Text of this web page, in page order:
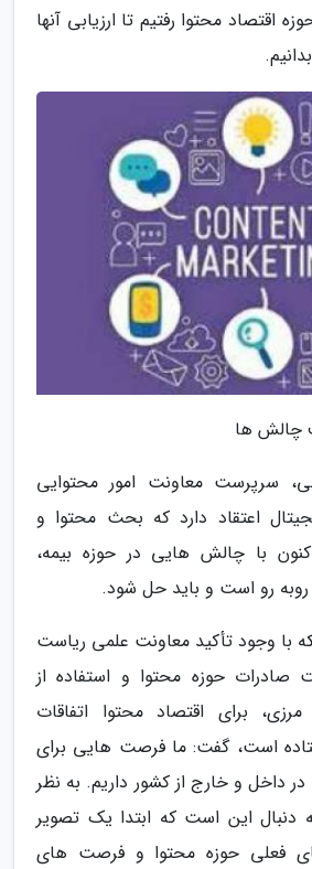
اقتصاد محتوا رفتیم تا ارزیابی آنها
چالش ها
سرپرست معاونت امور محتوایی
اعتقاد دارد که بحث محتوا و
با چالش هایی در حوزه بیمه،
رو است و باید حل شود.
با وجود تأکید معاونت علمی ریاست
صادرات حوزه محتوا و استفاده از
برای اقتصاد محتوا اتفاقات
است، گفت: ما فرصت هایی برای
داخل و خارج از کشور داریم. به نظر
این است که ابتدا یک تصویر
فعلی حوزه محتوا و فرصت های